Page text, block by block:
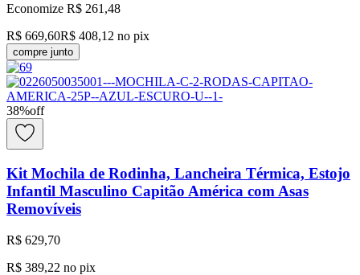
Economize R$ 261,48
R$ 669,60R$ 408,12 no pix
compre junto
38%off
Kit Mochila de Rodinha, Lancheira Térmica, Estojo
Infantil Masculino Capitão América com Asas
Removíveis
R$ 629,70
R$ 389,22 no pix